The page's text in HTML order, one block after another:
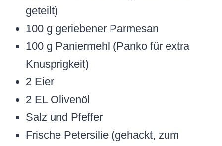
geteilt)
100 g geriebener Parmesan
100 g Paniermehl (Panko für extra
Knusprigkeit)
2 Eier
2 EL Olivenöl
Salz und Pfeffer
Frische Petersilie (gehackt, zum